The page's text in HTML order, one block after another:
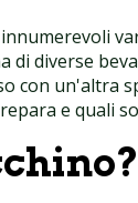
diverse
con un'altra
e quali